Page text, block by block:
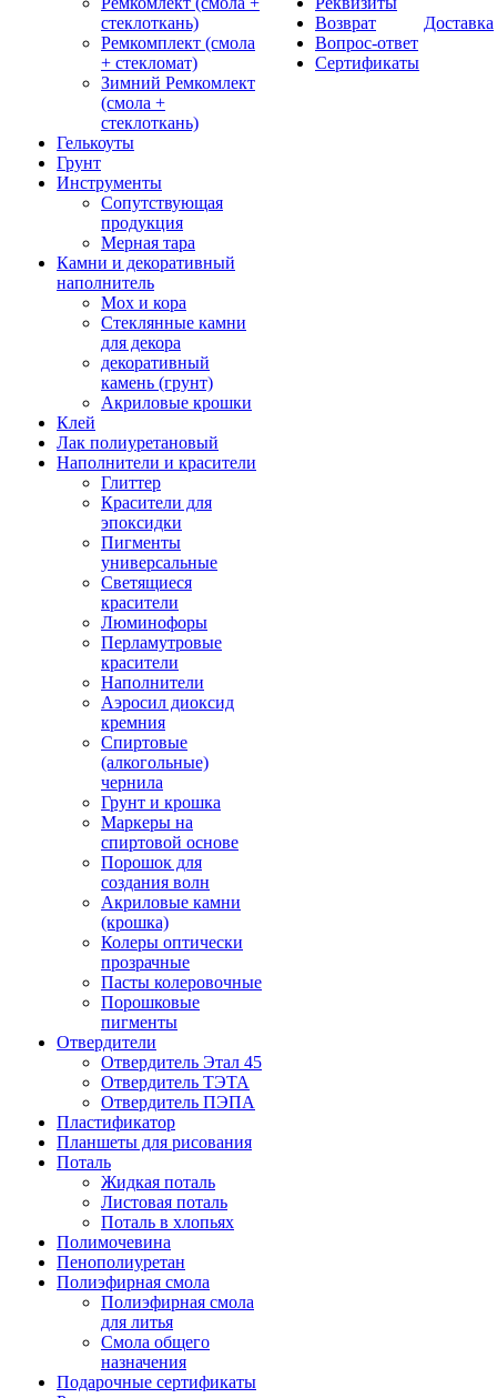
стеклоткань)
Ремкомплект (смола
+ стекломат)
Зимний Ремкомлект
(смола +
стеклоткань)
Гелькоуты
Грунт
Инструменты
Сопутствующая
продукция
Мерная тара
Камни и декоративный
наполнитель
Мох и кора
Стеклянные камни
для декора
декоративный
камень (грунт)
Акриловые крошки
Клей
Лак полиуретановый
Наполнители и красители
Глиттер
Красители для
эпоксидки
Пигменты
универсальные
Светящиеся
красители
Люминофоры
Перламутровые
красители
Наполнители
Аэросил диоксид
кремния
Спиртовые
(алкогольные)
чернила
Грунт и крошка
Маркеры на
спиртовой основе
Порошок для
создания волн
Акриловые камни
(крошка)
Колеры оптически
прозрачные
Пасты колеровочные
Порошковые
пигменты
Отвердители
Отвердитель Этал 45
Отвердитель ТЭТА
Отвердитель ПЭПА
Пластификатор
Планшеты для рисования
Поталь
Жидкая поталь
Листовая поталь
Поталь в хлопьях
Полимочевина
Пенополиуретан
Полиэфирная смола
Полиэфирная смола
для литья
Смола общего
назначения
Подарочные сертификаты
Возврат
Вопрос-ответ
Сертификаты
Доставка